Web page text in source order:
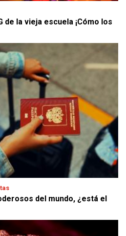
de la vieja escuela ¡Cómo los
del mundo, ¿está el